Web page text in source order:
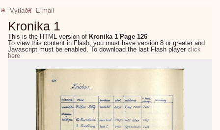
Vytlačiť
E-mail
Kronika 1
This is the HTML version of Kronika 1 Page 126
To view this content in Flash, you must have version 8 or greater and
Javascript must be enabled. To download the last Flash playerclick
here